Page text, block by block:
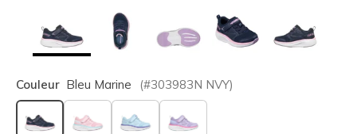
Couleur Bleu Marine (#303983N NVY)